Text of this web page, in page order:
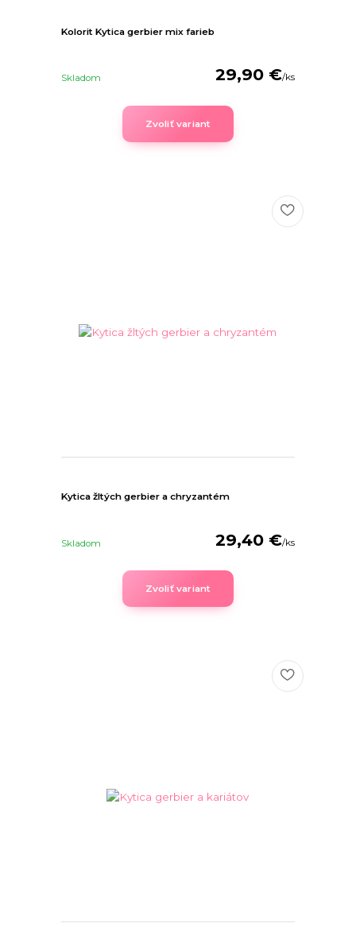
Kolorit Kytica gerbier mix farieb
29,90 €/ks
Skladom
Zvoliť variant
Kytica žltých gerbier a chryzantém
29,40 €/ks
Skladom
Zvoliť variant